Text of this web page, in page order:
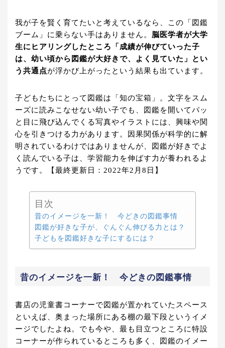
我が子を賢く育てたいと考えているなら、この「図鑑
ブーム」に乗らない手はありません。 脳医学者が大学
生にヒアリングしたところ「成績が伸びていった子
は、幼い頃から図鑑が大好きで、よく見ていた」とい
う共通点が浮かび上がったという結果も出ています。
子どもたちにとって図鑑は「知の宝箱」。文字をスム
ーズに読みこなせない幼い子でも、図鑑を開いてパッ
と目に飛び込んでくる写真やイラストには、興味や関
心を引きつける力があります。因果関係が科学的に解
明されているわけではありませんが、図鑑が好きでよ
く読んでいる子は、学習能力を伸ばす力が養われるよ
うです。【最終更新日：2022年2月8日】
目次
昔のイメージを一新！ 今どきの図鑑事情
図鑑が好きな子が、ぐんぐん伸びる力とは？
子どもを図鑑好きな子にするには？
昔のイメージを一新！ 今どきの図鑑事情
書店の児童書コーナーで図鑑が置かれていたスペース
といえば、奥まった場所にある棚の最下段というイメ
ージでしたよね。でも今や、最も目立つところに特設
コーナーが作られているところも多く、図鑑のイメー